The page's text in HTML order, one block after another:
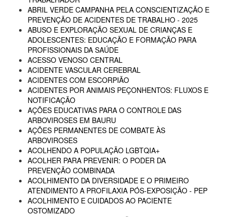
ABRIL VERDE CAMPANHA PELA CONSCIENTIZAÇÃO E
PREVENÇÃO DE ACIDENTES DE TRABALHO - 2025
ABUSO E EXPLORAÇÃO SEXUAL DE CRIANÇAS E
ADOLESCENTES: EDUCAÇÃO E FORMAÇÃO PARA
PROFISSIONAIS DA SAÚDE
ACESSO VENOSO CENTRAL
ACIDENTE VASCULAR CEREBRAL
ACIDENTES COM ESCORPIÃO
ACIDENTES POR ANIMAIS PEÇONHENTOS: FLUXOS E
NOTIFICAÇÃO
AÇÕES EDUCATIVAS PARA O CONTROLE DAS
ARBOVIROSES EM BAURU
AÇÕES PERMANENTES DE COMBATE ÀS
ARBOVIROSES
ACOLHENDO A POPULAÇÃO LGBTQIA+
ACOLHER PARA PREVENIR: O PODER DA
PREVENÇÃO COMBINADA
ACOLHIMENTO DA DIVERSIDADE E O PRIMEIRO
ATENDIMENTO A PROFILAXIA PÓS-EXPOSIÇÃO - PEP
ACOLHIMENTO E CUIDADOS AO PACIENTE
OSTOMIZADO